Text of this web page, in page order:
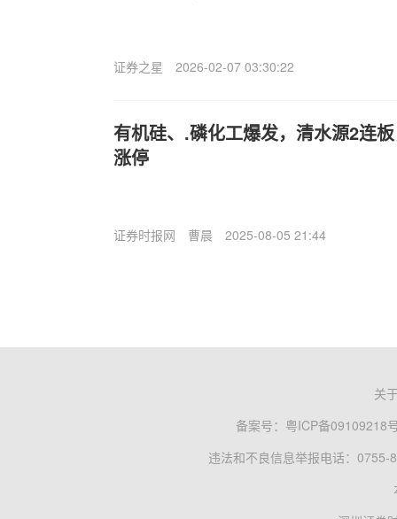
证券之星 2026-02-07 03:30:22
有机硅、.磷化工爆发，清水源2连
涨停
证券时报网 曹晨 2025-08-05 21:44
关
备案号： 粤ICP备09109218
违法和不良信息举报电话：0755-